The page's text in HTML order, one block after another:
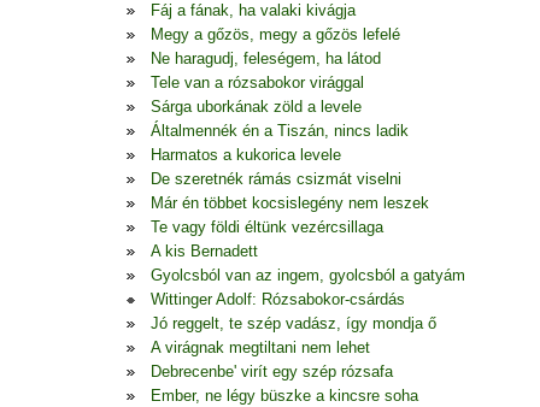
Fáj a fának, ha valaki kivágja
Megy a gőzös, megy a gőzös lefelé
Ne haragudj, feleségem, ha látod
Tele van a rózsabokor virággal
Sárga uborkának zöld a levele
Általmennék én a Tiszán, nincs ladik
Harmatos a kukorica levele
De szeretnék rámás csizmát viselni
Már én többet kocsislegény nem leszek
Te vagy földi éltünk vezércsillaga
A kis Bernadett
Gyolcsból van az ingem, gyolcsból a gatyám
Wittinger Adolf: Rózsabokor-csárdás
Jó reggelt, te szép vadász, így mondja ő
A virágnak megtiltani nem lehet
Debrecenbe' virít egy szép rózsafa
Ember, ne légy büszke a kincsre soha